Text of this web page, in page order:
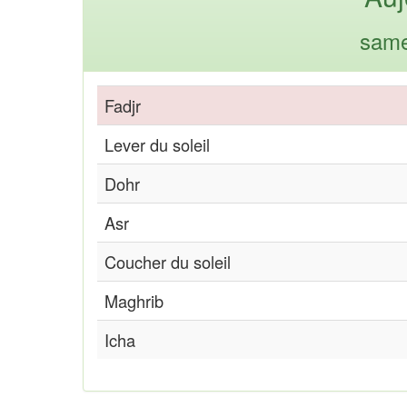
Fadjr
Lever du soleil
Dohr
Asr
Coucher du soleil
Maghrib
Icha